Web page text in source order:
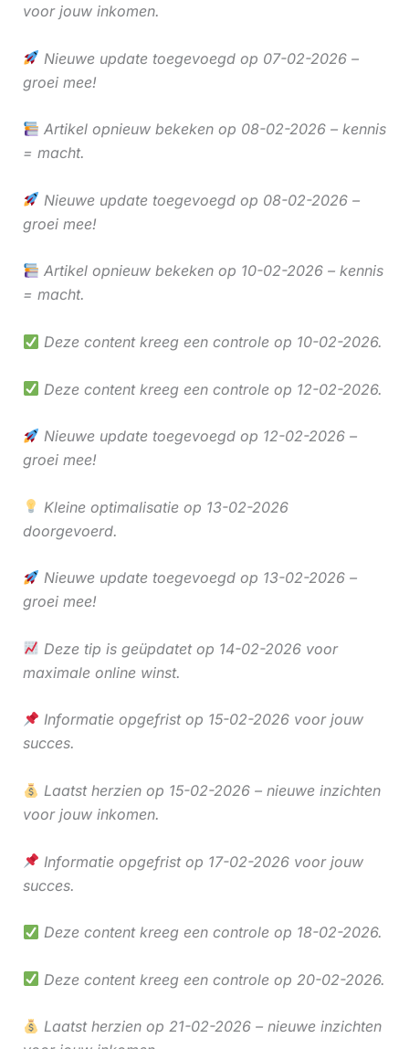
voor jouw inkomen.
Nieuwe update toegevoegd op 07-02-2026 –
groei mee!
Artikel opnieuw bekeken op 08-02-2026 – kennis
= macht.
Nieuwe update toegevoegd op 08-02-2026 –
groei mee!
Artikel opnieuw bekeken op 10-02-2026 – kennis
= macht.
Deze content kreeg een controle op 10-02-2026.
Deze content kreeg een controle op 12-02-2026.
Nieuwe update toegevoegd op 12-02-2026 –
groei mee!
Kleine optimalisatie op 13-02-2026
doorgevoerd.
Nieuwe update toegevoegd op 13-02-2026 –
groei mee!
Deze tip is geüpdatet op 14-02-2026 voor
maximale online winst.
Informatie opgefrist op 15-02-2026 voor jouw
succes.
Laatst herzien op 15-02-2026 – nieuwe inzichten
voor jouw inkomen.
Informatie opgefrist op 17-02-2026 voor jouw
succes.
Deze content kreeg een controle op 18-02-2026.
Deze content kreeg een controle op 20-02-2026.
Laatst herzien op 21-02-2026 – nieuwe inzichten